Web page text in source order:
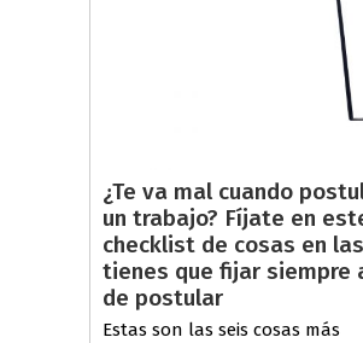
¿Te va mal cuando
un trabajo? Fíjate en
checklist de cosas en
tienes que fijar siempre
de postular
Estas son las seis cosas más